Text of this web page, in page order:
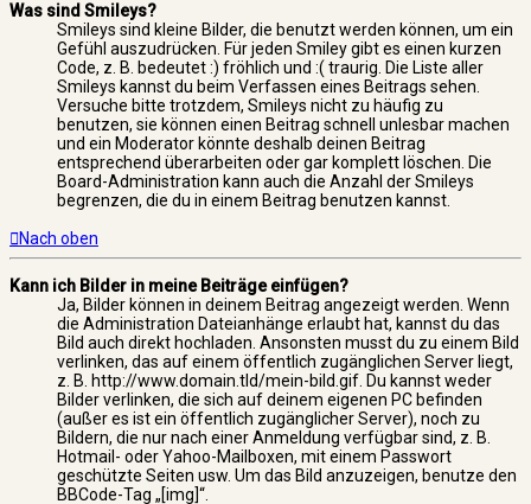
Was sind Smileys?
Smileys sind kleine Bilder, die benutzt werden können, um ein
Gefühl auszudrücken. Für jeden Smiley gibt es einen kurzen
Code, z. B. bedeutet :) fröhlich und :( traurig. Die Liste aller
Smileys kannst du beim Verfassen eines Beitrags sehen.
Versuche bitte trotzdem, Smileys nicht zu häufig zu
benutzen, sie können einen Beitrag schnell unlesbar machen
und ein Moderator könnte deshalb deinen Beitrag
entsprechend überarbeiten oder gar komplett löschen. Die
Board-Administration kann auch die Anzahl der Smileys
begrenzen, die du in einem Beitrag benutzen kannst.
Nach oben
Kann ich Bilder in meine Beiträge einfügen?
Ja, Bilder können in deinem Beitrag angezeigt werden. Wenn
die Administration Dateianhänge erlaubt hat, kannst du das
Bild auch direkt hochladen. Ansonsten musst du zu einem Bild
verlinken, das auf einem öffentlich zugänglichen Server liegt,
z. B. http://www.domain.tld/mein-bild.gif. Du kannst weder
Bilder verlinken, die sich auf deinem eigenen PC befinden
(außer es ist ein öffentlich zugänglicher Server), noch zu
Bildern, die nur nach einer Anmeldung verfügbar sind, z. B.
Hotmail- oder Yahoo-Mailboxen, mit einem Passwort
geschützte Seiten usw. Um das Bild anzuzeigen, benutze den
BBCode-Tag „[img]“.